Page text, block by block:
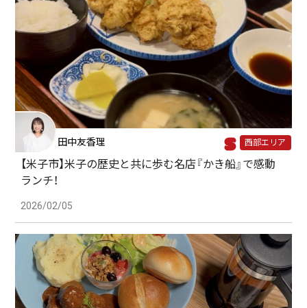
田中友香理 西部エリア
【米子市】米子の歴史と共に歩む名店『かき船』で感動
ランチ！
2026/02/05